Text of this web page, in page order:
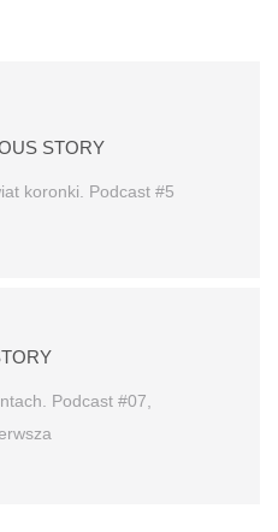
STORY
koronki. Podcast #5
Podcast #07,